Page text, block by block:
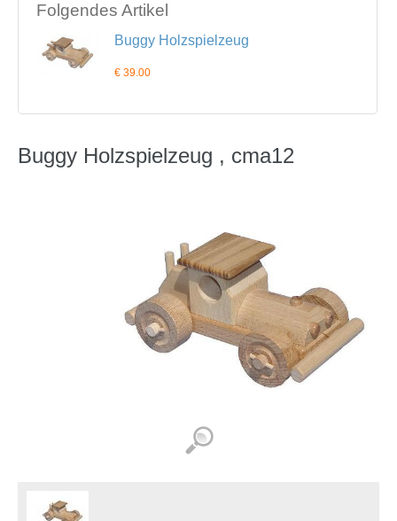
Folgendes Artikel
Buggy Holzspielzeug
€ 39.00
Buggy Holzspielzeug , cma12